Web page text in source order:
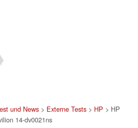
und News> Externe Tests> HP > HP
14-dv0021ns